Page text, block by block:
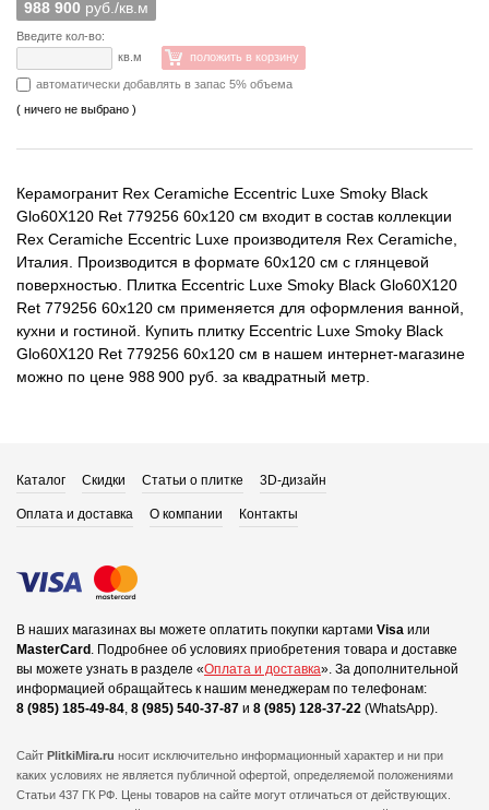
988 900 руб./кв.м
Введите кол-во:
кв.м
положить в корзину
автоматически добавлять в запас 5% объема
( ничего не выбрано )
Керамогранит Rex Ceramiche Eccentric Luxe Smoky Black
Glo60X120 Ret 779256 60x120 см входит в состав коллекции
Rex Ceramiche Eccentric Luxe производителя Rex Ceramiche,
Италия. Производится в формате 60x120 см с глянцевой
поверхностью. Плитка Eccentric Luxe Smoky Black Glo60X120
Ret 779256 60x120 см применяется для оформления ванной,
кухни и гостиной. Купить плитку Eccentric Luxe Smoky Black
Glo60X120 Ret 779256 60x120 см в нашем интернет-магазине
можно по цене 988 900 руб. за квадратный метр.
Каталог Скидки Статьи о плитке 3D-дизайн
Оплата и доставка О компании Контакты
В наших магазинах вы можете оплатить покупки картами Visa или
MasterCard . Подробнее об условиях приобретения товара и доставке
вы можете узнать в разделе «Оплата и доставка». За дополнительной
информацией обращайтесь к нашим менеджерам по телефонам:
8 (985) 185-49-84, 8 (985) 540-37-87 и 8 (985) 128-37-22 (WhatsApp).
Сайт PlitkiMira.ru носит исключительно информационный характер и ни при
каких условиях не является публичной офертой, определяемой положениями
Статьи 437 ГК РФ. Цены товаров на сайте могут отличаться от действующих.